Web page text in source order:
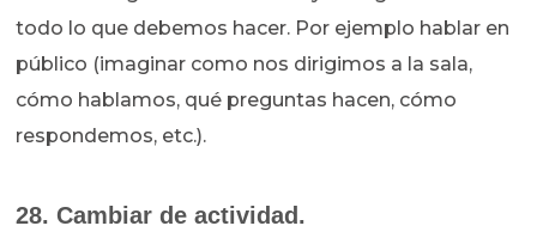
todo lo que debemos hacer. Por ejemplo hablar en
público (imaginar como nos dirigimos a la sala,
cómo hablamos, qué preguntas hacen, cómo
respondemos, etc.).
28. Cambiar de actividad.